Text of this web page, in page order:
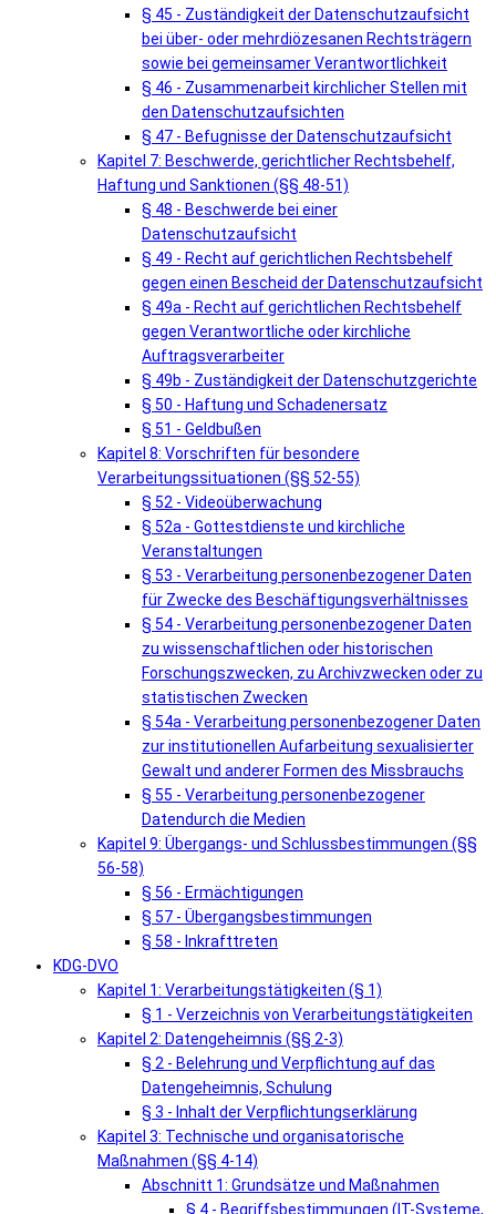
§ 45 - Zuständigkeit der Datenschutzaufsicht
bei über- oder mehrdiözesanen Rechtsträgern
sowie bei gemeinsamer Verantwortlichkeit
§ 46 - Zusammenarbeit kirchlicher Stellen mit
den Datenschutzaufsichten
§ 47 - Befugnisse der Datenschutzaufsicht
Kapitel 7: Beschwerde, gerichtlicher Rechtsbehelf,
Haftung und Sanktionen (§§ 48-51)
§ 48 - Beschwerde bei einer
Datenschutzaufsicht
§ 49 - Recht auf gerichtlichen Rechtsbehelf
gegen einen Bescheid der Datenschutzaufsicht
§ 49a - Recht auf gerichtlichen Rechtsbehelf
gegen Verantwortliche oder kirchliche
Auftragsverarbeiter
§ 49b - Zuständigkeit der Datenschutzgerichte
§ 50 - Haftung und Schadenersatz
§ 51 - Geldbußen
Kapitel 8: Vorschriften für besondere
Verarbeitungssituationen (§§ 52-55)
§ 52 - Videoüberwachung
§ 52a - Gottestdienste und kirchliche
Veranstaltungen
§ 53 - Verarbeitung personenbezogener Daten
für Zwecke des Beschäftigungsverhältnisses
§ 54 - Verarbeitung personenbezogener Daten
zu wissenschaftlichen oder historischen
Forschungszwecken, zu Archivzwecken oder zu
statistischen Zwecken
§ 54a - Verarbeitung personenbezogener Daten
zur institutionellen Aufarbeitung sexualisierter
Gewalt und anderer Formen des Missbrauchs
§ 55 - Verarbeitung personenbezogener
Datendurch die Medien
Kapitel 9: Übergangs- und Schlussbestimmungen (§§
56-58)
§ 56 - Ermächtigungen
§ 57 - Übergangsbestimmungen
§ 58 - Inkrafttreten
KDG-DVO
Kapitel 1: Verarbeitungstätigkeiten (§ 1)
§ 1 - Verzeichnis von Verarbeitungstätigkeiten
Kapitel 2: Datengeheimnis (§§ 2-3)
§ 2 - Belehrung und Verpflichtung auf das
Datengeheimnis, Schulung
§ 3 - Inhalt der Verpflichtungserklärung
Kapitel 3: Technische und organisatorische
Maßnahmen (§§ 4-14)
Abschnitt 1: Grundsätze und Maßnahmen
§ 4 - Begriffsbestimmungen (IT-Systeme,